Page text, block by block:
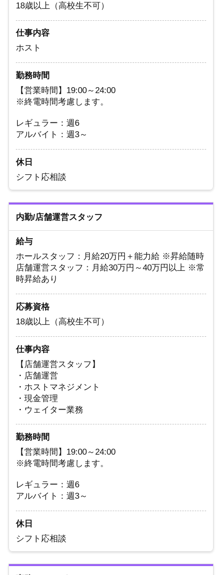
18歳以上（高校生不可）
仕事内容
ホスト
勤務時間
【営業時間】19:00～24:00
※終電時間考慮します。
レギュラー：週6
アルバイト：週3～
休日
シフト応相談
内勤/店舗運営スタッフ
給与
ホールスタッフ：月給20万円＋能力給 ※昇給随時
店舗運営スタッフ：月給30万円～40万円以上 ※常
時昇給あり
応募資格
18歳以上（高校生不可）
仕事内容
【店舗運営スタッフ】
・店舗運営
・ホストマネジメント
・現金管理
・ウェイター業務
勤務時間
【営業時間】19:00～24:00
※終電時間考慮します。
レギュラー：週6
アルバイト：週3～
休日
シフト応相談